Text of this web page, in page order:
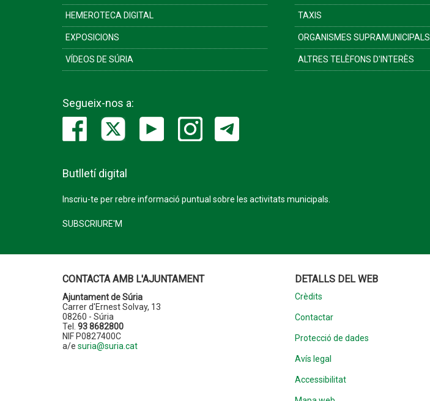
HEMEROTECA DIGITAL
EXPOSICIONS
VÍDEOS DE SÚRIA
TAXIS
ORGANISMES SUPRAMUNICIPALS
ALTRES TELÈFONS D'INTERÈS
Segueix-nos a:
Butlletí digital
Inscriu-te per rebre informació puntual sobre les activitats municipals.
SUBSCRIURE'M
CONTACTA AMB L'AJUNTAMENT
Ajuntament de Súria
Carrer d'Ernest Solvay, 13
08260 - Súria
Tel. 93 8682800
NIF P0827400C
a/e suria@suria.cat
DETALLS DEL WEB
Crèdits
Contactar
Protecció de dades
Avís legal
Accessibilitat